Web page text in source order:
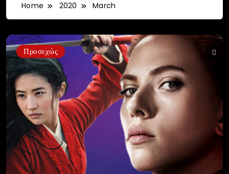
Home 2020 March
Προσεχώς